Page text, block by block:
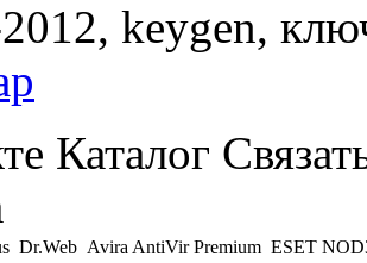
keygen,
Каталог
Dr.Web Avira AntiVir Premium ESET